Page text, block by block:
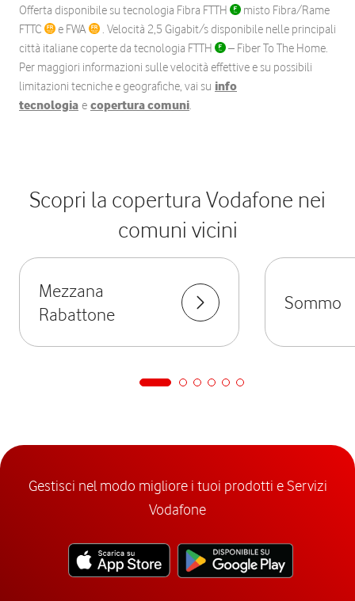
Offerta disponibile su tecnologia Fibra FTTH
misto Fibra/Rame
FTTC
e FWA
. Velocità 2,5 Gigabit/s disponibile nelle principali
città italiane coperte da tecnologia FTTH
– Fiber To The Home.
Per maggiori informazioni sulle velocità effettive e su possibili
limitazioni tecniche e geografiche, vai su info
tecnologia e copertura comuni.
Scopri la copertura Vodafone nei
comuni vicini
Mezzana
Rabattone
Sommo
Gestisci nel modo migliore i tuoi prodotti e Servizi
Vodafone